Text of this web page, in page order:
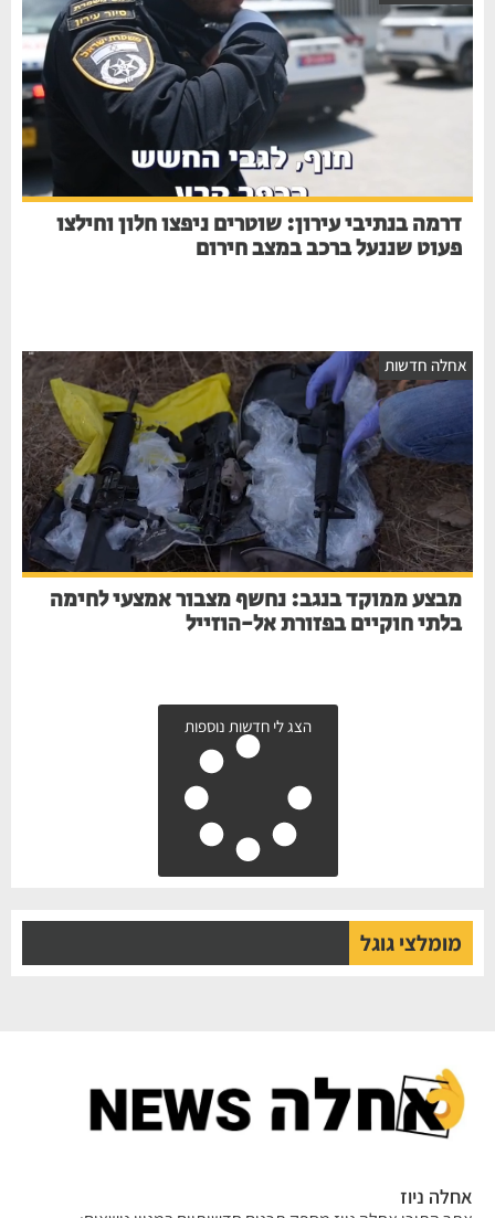
דרמה בנתיבי עירון: שוטרים ניפצו חלון וחילצו
פעוט שננעל ברכב במצב חירום
אחלה חדשות
מבצע ממוקד בנגב: נחשף מצבור אמצעי לחימה
בלתי חוקיים בפזורת אל-הוזייל
הצג לי חדשות נוספות
מומלצי גוגל
אחלה ניוז